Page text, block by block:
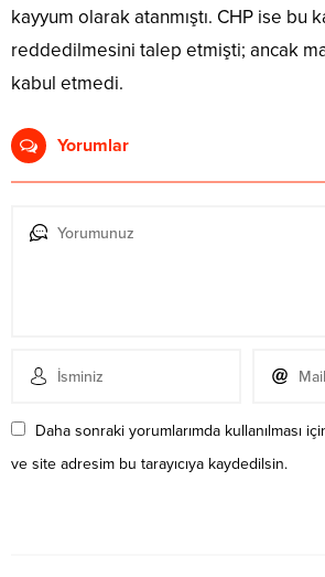
kayyum olarak atanmıştı. CHP ise bu
reddedilmesini talep etmişti; ancak
kabul etmedi.
Yorumlar
Daha sonraki yorumlarımda kullanılması
ve site adresim bu tarayıcıya kaydedilsin.